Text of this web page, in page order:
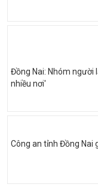
Đồng Nai: Nhóm người
nhiều nơi'
Công an tỉnh Đồng Nai